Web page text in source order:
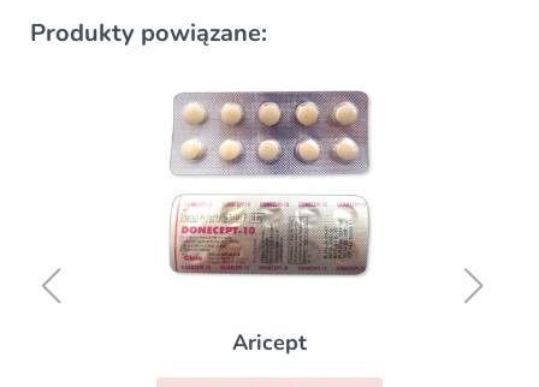
Produkty powiązane:
Aricept